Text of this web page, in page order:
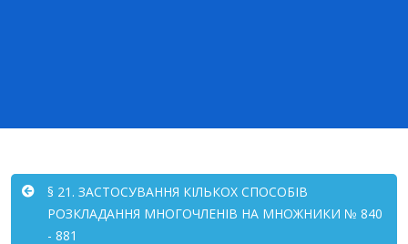
§ 21. ЗАСТОСУВАННЯ КІЛЬКОХ СПОСОБІВ
РОЗКЛАДАННЯ МНОГОЧЛЕНІВ НА МНОЖНИКИ № 840
- 881